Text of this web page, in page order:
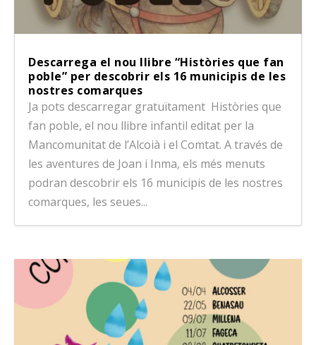
Descarrega el nou llibre “Històries que fan
poble” per descobrir els 16 municipis de les
nostres comarques
Ja pots descarregar gratuïtament Històries que
fan poble, el nou llibre infantil editat per la
Mancomunitat de l’Alcoià i el Comtat. A través de
les aventures de Joan i Inma, els més menuts
podran descobrir els 16 municipis de les nostres
comarques, les seues...